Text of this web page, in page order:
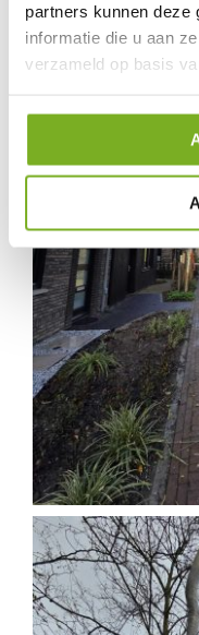
partners kunnen deze
informatie die u aan
verzameld op basis